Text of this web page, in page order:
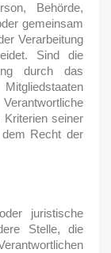
Behörde,
gemeinsam
Verarbeitung
Sind die
durch das
seiner
Recht der
juristische
Stelle, die